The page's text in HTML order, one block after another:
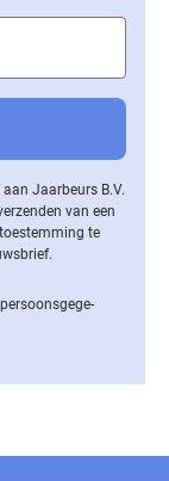
Jaarbeurs B.V.
van een
te